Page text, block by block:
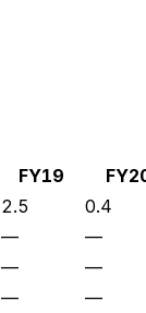
FY19
2.5 0.4
— —
— —
— —